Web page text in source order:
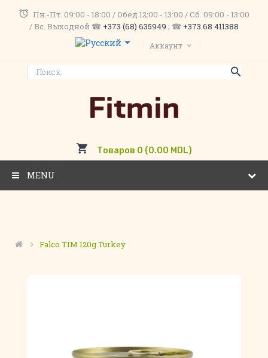
Пн.-Пт. 09:00 - 18:00 / Обед 12:00 - 13:00 / Сб. 09:00 - 13:00
/ Вс. Выходной ☎ +373 (68) 635949 ; ☎ +373 68 411388
Аккаунт
Товаров 0 (0.00 MDL)
MENU
Falco TIM 120g Turkey